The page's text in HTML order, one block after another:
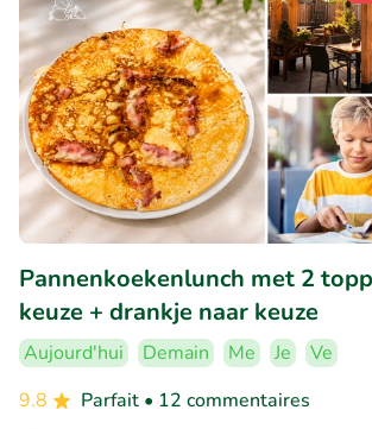
Pannenkoekenlunch met 2
keuze + drankje naar keuze
Aujourd'hui Demain Me Je
Ve
9.8
Parfait • 12 commentaires